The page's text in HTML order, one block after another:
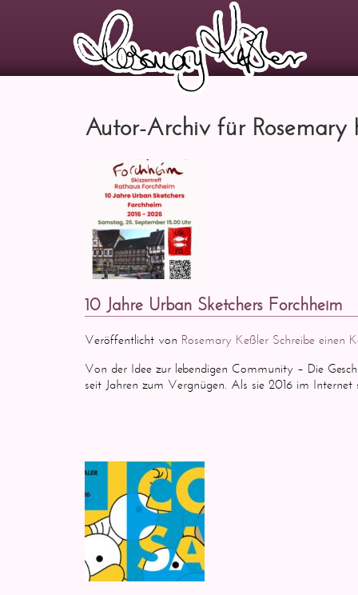
Autor-Archiv für Rosemary
10 Jahre Urban Sketchers Forchheim
Veröffentlicht von Rosemary Keßler Schreibe einen
Von der Idee zur lebendigen Community – Die
seit Jahren zum Vergnügen. Als sie 2016 im Internet